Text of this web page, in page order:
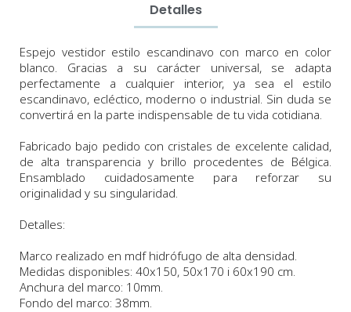
Detalles
Espejo vestidor estilo escandinavo con marco en color
blanco. Gracias a su carácter universal, se adapta
perfectamente a cualquier interior, ya sea el estilo
escandinavo, ecléctico, moderno o industrial. Sin duda se
convertirá en la parte indispensable de tu vida cotidiana.
Fabricado bajo pedido con cristales de excelente calidad,
de alta transparencia y brillo procedentes de Bélgica.
Ensamblado cuidadosamente para reforzar su
originalidad y su singularidad.
Detalles:
Marco realizado en mdf hidrófugo de alta densidad.
Medidas disponibles: 40x150, 50x170 i 60x190 cm.
Anchura del marco: 10mm.
Fondo del marco: 38mm.